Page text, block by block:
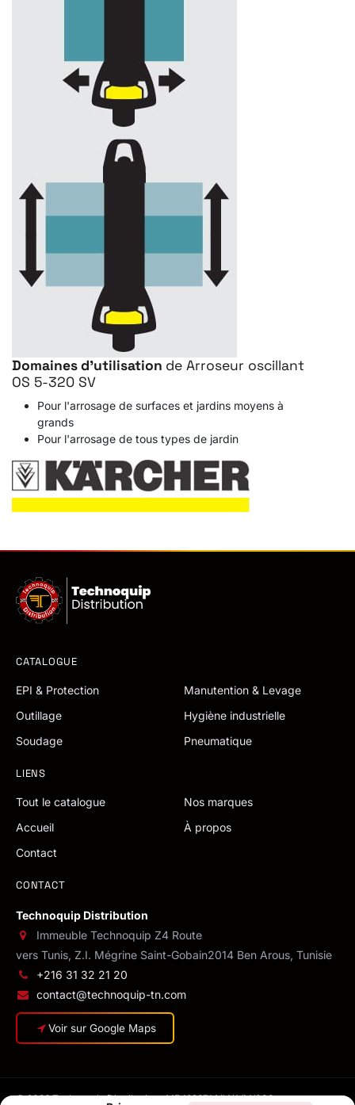
Domaines d'utilisation de Arroseur oscillant
OS 5-320 SV
Pour l'arrosage de surfaces et jardins moyens à
grands
Pour l'arrosage de tous types de jardin
CATALOGUE
EPI & Protection
Manutention & Levage
Outillage
Hygiène industrielle
Soudage
Pneumatique
LIENS
Tout le catalogue
Nos marques
Accueil
À propos
Contact
CONTACT
Technoquip Distribution
Immeuble Technoquip Z4 Route
vers Tunis, Z.I. Mégrine Saint-Gobain2014 Ben Arous, Tunisie
+216 31 32 21 20
contact@technoquip-tn.com
Voir sur Google Maps
© 2026 Technoquip Distribution · MF 1293714/M/A/M/000